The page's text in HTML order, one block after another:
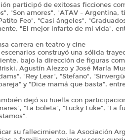
participó de exitosas ficciones
"Son amores", "ATAV - Argentina,
Feo", "Casi ángeles",
"El mejor infarto de mi vida",
carrera en teatro y cine
construyó una sólida
bajo la dirección de figuras
Agustín Alezzo y José María
"Rey Lear", "Stefano",
y "Dice mamá que basta",
dejó su huella con
"La boleta", "Lucky Luke", "La
su fallecimiento, la Asociación